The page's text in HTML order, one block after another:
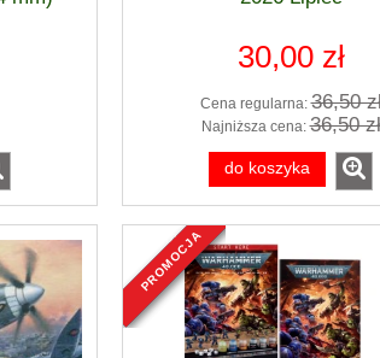
30,00 zł
Cena regularna:36,50
Najniższa cena:36,50 zł
do koszyka
promocja
nowość